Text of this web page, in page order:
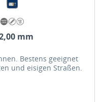
mm
Bestens geeignet
und eisigen Straßen.